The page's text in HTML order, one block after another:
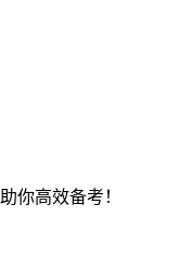
助你高效备考！